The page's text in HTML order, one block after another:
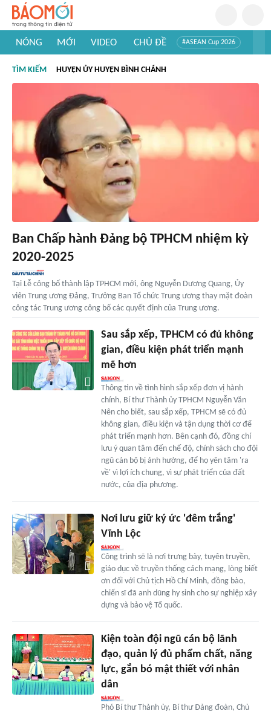
NÓNG MỚI VIDEO CHỦ ĐỀ #ASEAN Cup 2026
#Khám phá thế giới
TÌM KIẾM HUYỆN ỦY HUYỆN BÌNH CHÁNH
Ban Chấp hành Đảng bộ TPHCM nhiệm kỳ
2020-2025
Tại Lễ công bố thành lập TPHCM mới, ông Nguyễn Dương Quang, Ủy
viên Trung ương Đảng, Trưởng Ban Tổ chức Trung ương thay mặt đoàn
công tác Trung ương công bố các quyết định của Trung ương.
Sau sắp xếp, TPHCM có đủ không
gian, điều kiện phát triển mạnh
mẽ hơn
Thông tin về tình hình sắp xếp đơn vị hành
chính, Bí thư Thành ủy TPHCM Nguyễn Văn
Nên cho biết, sau sắp xếp, TPHCM sẽ có đủ
không gian, điều kiện và tận dụng thời cơ để
phát triển mạnh hơn. Bên cạnh đó, đồng chí
lưu ý quan tâm đến chế độ, chính sách cho đội
ngũ cán bộ bị ảnh hưởng, để họ yên tâm 'ra
về' vì lợi ích chung, vì sự phát triển của đất
nước, của địa phương.
Nơi lưu giữ ký ức 'đêm trắng'
Vĩnh Lộc
Công trình sẽ là nơi trưng bày, tuyên truyền,
giáo dục về truyền thống cách mạng, lòng biết
ơn đối với Chủ tịch Hồ Chí Minh, đồng bào,
chiến sĩ đã anh dũng hy sinh cho sự nghiệp xây
dựng và bảo vệ Tổ quốc.
Kiện toàn đội ngũ cán bộ lãnh
đạo, quản lý đủ phẩm chất, năng
lực, gắn bó mật thiết với nhân
dân
Phó Bí thư Thành ủy, Bí thư Đảng đoàn, Chủ